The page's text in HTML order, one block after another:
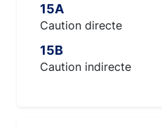
15A
Caution directe
15B
Caution indirecte